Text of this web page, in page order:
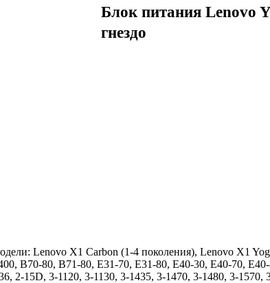
Блок питания Lenovo
гнездо
Lenovo X1 Carbon (1-4 поколения), Lenovo X1
B70-80, B71-80, E31-70, E31-80, E40-30, E40-70,
2-15D, 3-1120, 3-1130, 3-1435, 3-1470, 3-1480, 3-